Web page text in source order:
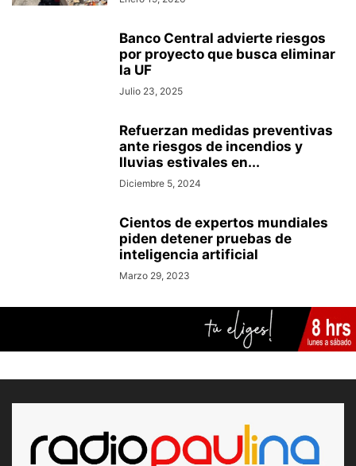
Banco Central advierte riesgos
por proyecto que busca eliminar
la UF
Julio 23, 2025
Refuerzan medidas preventivas
ante riesgos de incendios y
lluvias estivales en...
Diciembre 5, 2024
Cientos de expertos mundiales
piden detener pruebas de
inteligencia artificial
Marzo 29, 2023